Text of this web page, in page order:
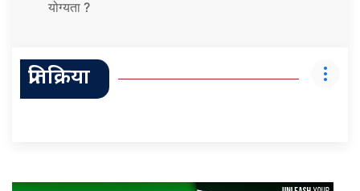
योग्यता ?
प्रतिक्रिया